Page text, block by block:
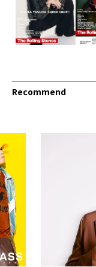
Recommend